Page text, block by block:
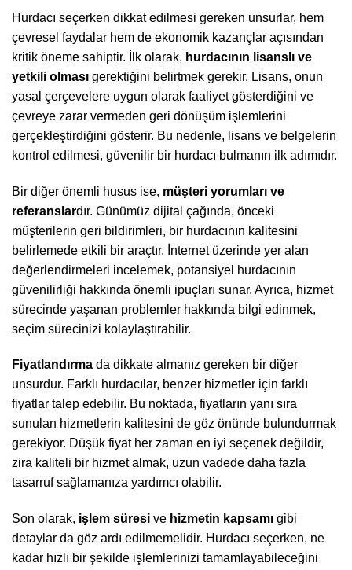
Hurdacı seçerken dikkat edilmesi gereken unsurlar, hem
çevresel faydalar hem de ekonomik kazançlar açısından
kritik öneme sahiptir. İlk olarak, hurdacının lisanslı ve
yetkili olması gerektiğini belirtmek gerekir. Lisans, onun
yasal çerçevelere uygun olarak faaliyet gösterdiğini ve
çevreye zarar vermeden geri dönüşüm işlemlerini
gerçekleştirdiğini gösterir. Bu nedenle, lisans ve belgelerin
kontrol edilmesi, güvenilir bir hurdacı bulmanın ilk adımıdır.
Bir diğer önemli husus ise, müşteri yorumları ve
referanslardır. Günümüz dijital çağında, önceki
müşterilerin geri bildirimleri, bir hurdacının kalitesini
belirlemede etkili bir araçtır. İnternet üzerinde yer alan
değerlendirmeleri incelemek, potansiyel hurdacının
güvenilirliği hakkında önemli ipuçları sunar. Ayrıca, hizmet
sürecinde yaşanan problemler hakkında bilgi edinmek,
seçim sürecinizi kolaylaştırabilir.
Fiyatlandırma da dikkate almanız gereken bir diğer
unsurdur. Farklı hurdacılar, benzer hizmetler için farklı
fiyatlar talep edebilir. Bu noktada, fiyatların yanı sıra
sunulan hizmetlerin kalitesini de göz önünde bulundurmak
gerekiyor. Düşük fiyat her zaman en iyi seçenek değildir,
zira kaliteli bir hizmet almak, uzun vadede daha fazla
tasarruf sağlamanıza yardımcı olabilir.
Son olarak, işlem süresi ve hizmetin kapsamı gibi
detaylar da göz ardı edilmemelidir. Hurdacı seçerken, ne
kadar hızlı bir şekilde işlemlerinizi tamamlayabileceğini